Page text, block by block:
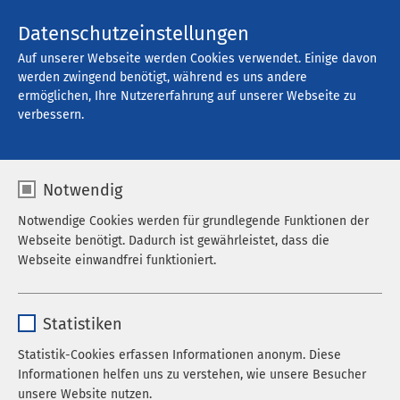
Offene Stellen
Filter
768 Stellenangebote gefunden
Datenschutzeinstellungen
Auf unserer Webseite werden Cookies verwendet. Einige davon
werden zwingend benötigt, während es uns andere
ermöglichen, Ihre Nutzererfahrung auf unserer Webseite zu
verbessern.
Notwendig
Notwendige Cookies werden für grundlegende Funktionen der
Webseite benötigt. Dadurch ist gewährleistet, dass die
Webseite einwandfrei funktioniert.
Laufzeit 278 Tage
Statistiken
Statistik-Cookies erfassen Informationen anonym. Diese
Informationen helfen uns zu verstehen, wie unsere Besucher
unsere Website nutzen.